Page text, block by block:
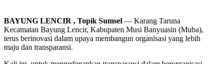
BAYUNG LENCIR , Topik Sumsel — Karang Taruna
Kecamatan Bayung Lencir, Kabupaten Musi Banyuasin (Muba),
terus berinovasi dalam upaya membangun organisasi yang lebih
maju dan transparansi.